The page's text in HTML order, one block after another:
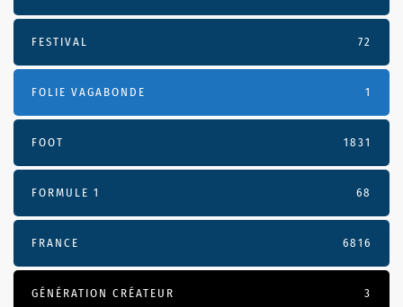
FESTIVAL 72
FOLIE VAGABONDE 1
FOOT 1831
FORMULE 1 68
FRANCE 6816
GÉNÉRATION CRÉATEUR 3